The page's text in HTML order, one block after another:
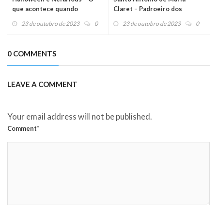
que acontece quando
23 de outubro de 2023 0
Claret – Padroeiro dos
23 de outubro de 2023 0
0 COMMENTS
LEAVE A COMMENT
Your email address will not be published.
Comment*